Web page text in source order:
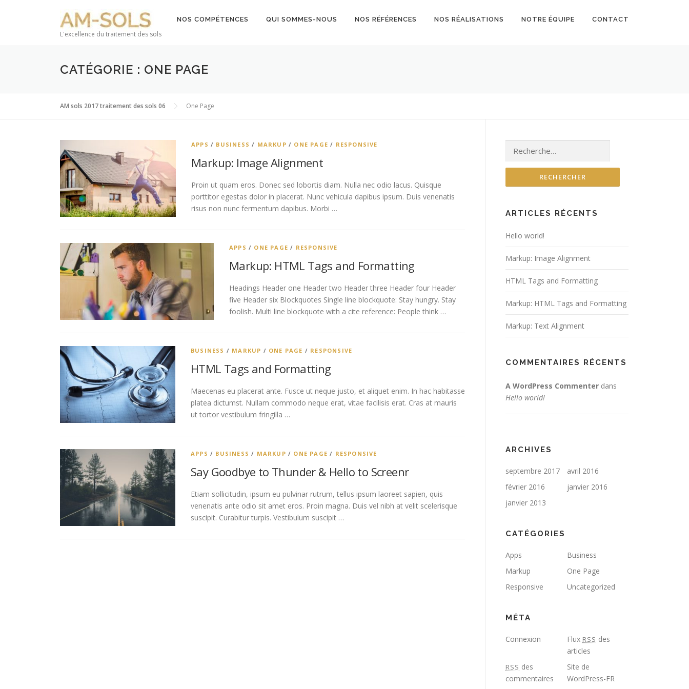
L'excellence du traitement des sols
NOS COMPÉTENCES QUI SOMMES-NOUS NOS RÉFÉRENCES NOS RÉALISATIONS NOTRE ÉQUIPE CONTACT
CATÉGORIE : ONE PAGE
AM sols 2017 traitement des sols 06 One Page
APPS / BUSINESS / MARKUP / ONE PAGE / RESPONSIVE
Markup: Image Alignment
Proin ut quam eros. Donec sed lobortis diam. Nulla nec odio lacus. Quisque
porttitor egestas dolor in placerat. Nunc vehicula dapibus ipsum. Duis venenatis
risus non nunc fermentum dapibus. Morbi …
APPS / ONE PAGE / RESPONSIVE
Markup: HTML Tags and Formatting
Headings Header one Header two Header three Header four Header
five Header six Blockquotes Single line blockquote: Stay hungry. Stay
foolish. Multi line blockquote with a cite reference: People think …
BUSINESS / MARKUP / ONE PAGE / RESPONSIVE
HTML Tags and Formatting
Maecenas eu placerat ante. Fusce ut neque justo, et aliquet enim. In hac habitasse
platea dictumst. Nullam commodo neque erat, vitae facilisis erat. Cras at mauris
ut tortor vestibulum fringilla …
APPS / BUSINESS / MARKUP / ONE PAGE / RESPONSIVE
Say Goodbye to Thunder & Hello to Screenr
Etiam sollicitudin, ipsum eu pulvinar rutrum, tellus ipsum laoreet sapien, quis
venenatis ante odio sit amet eros. Proin magna. Duis vel nibh at velit scelerisque
suscipit. Curabitur turpis. Vestibulum suscipit …
Rechercher :
ARTICLES RÉCENTS
Hello world!
Markup: Image Alignment
HTML Tags and Formatting
Markup: HTML Tags and Formatting
Markup: Text Alignment
COMMENTAIRES RÉCENTS
A WordPress Commenter dans
Hello world!
ARCHIVES
septembre 2017
avril 2016
février 2016
janvier 2016
janvier 2013
CATÉGORIES
Apps
Business
Markup
One Page
Responsive
Uncategorized
MÉTA
Connexion Flux RSS des
articles
RSS des
commentaires
Site de
WordPress-FR